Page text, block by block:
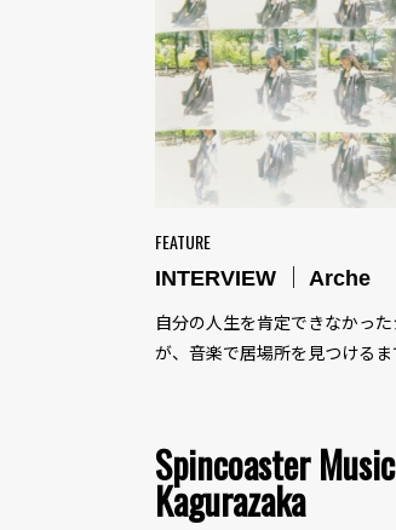
FEATURE
INTERVIEW ｜ Arche
自分の人生を肯定できなかっ
が、音楽で居場所を見つけるま
Spincoaster
Kagurazaka